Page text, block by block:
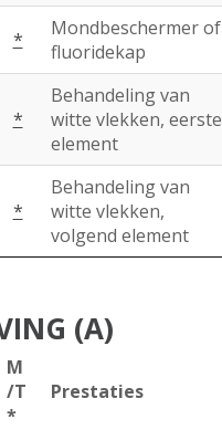
*
Mondbeschermer of
fluoridekap
*
Behandeling van
witte vlekken, eerste
element
*
Behandeling van
witte vlekken,
volgend element
(A)
M
/T
*
Prestaties